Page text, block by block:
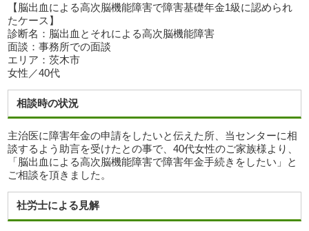
【脳出血による高次脳機能障害で障害基礎年金1級に認められ
たケース】
診断名：脳出血とそれによる高次脳機能障害
面談：事務所での面談
エリア：茨木市
女性／40代
相談時の状況
主治医に障害年金の申請をしたいと伝えた所、当センターに相
談するよう助言を受けたとの事で、40代女性のご家族様より、
「脳出血による高次脳機能障害で障害年金手続きをしたい」と
ご相談を頂きました。
社労士による見解